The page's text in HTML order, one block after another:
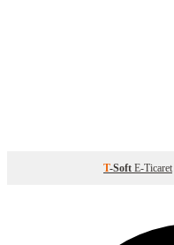
T-Soft E-Ticaret